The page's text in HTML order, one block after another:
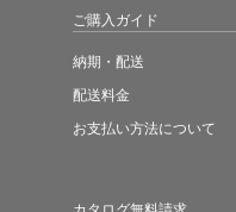
ご購入ガイド
納期・配送
配送料金
お支払い方法について